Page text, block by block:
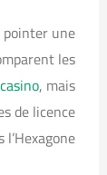
pointer une
les
, mais
de licence